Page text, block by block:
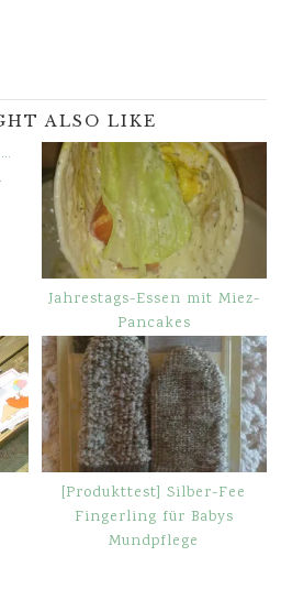
ALSO LIKE
Jahrestags-Essen mit Miez-
Pancakes
[Produkttest] Silber-Fee
Fingerling für Babys
Mundpflege